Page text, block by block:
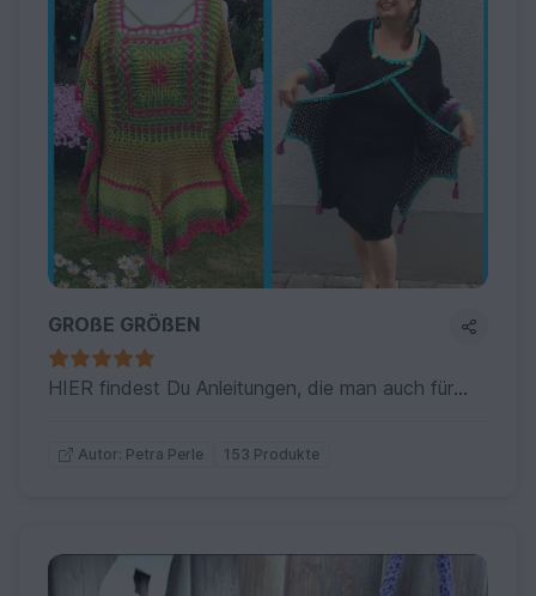
GROßE GRÖßEN
HIER findest Du Anleitungen, die man auch für große Größen wunderbar Handarbeiten kann
Autor: Petra Perle 153 Produkte